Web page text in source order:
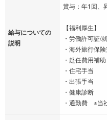
給与についての
説明
賞与：年1回、
【福利厚生】
・労働許可証/
・海外旅行保
・赴任費用補助
・住宅手当
・出張手当
・健康診断
・通勤費 ※当